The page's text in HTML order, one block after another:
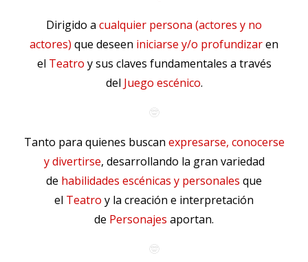
Dirigido a cualquier persona (actores y no
actores) que deseen iniciarse y/o profundizaren
el Teatro y sus claves fundamentales a través
del Juego escénico.
Tanto para quienes buscan expresarse, conocerse
y divertirse, desarrollando la gran variedad
de habilidades escénicas y personales que
el Teatro y la creación e interpretación
de Personajes aportan.